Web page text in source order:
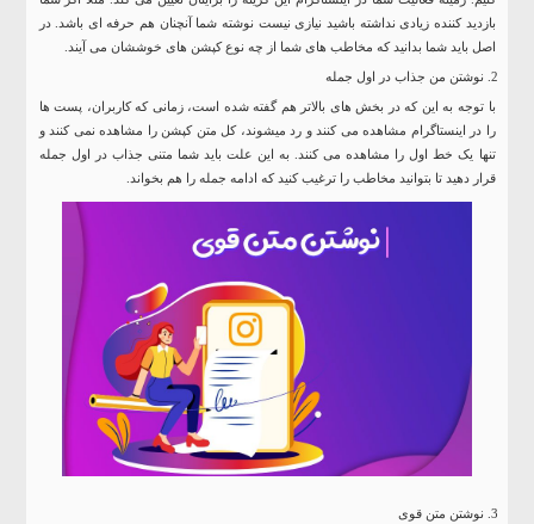
بازدید کننده زیادی نداشته باشید نیازی نیست نوشته شما آنچنان هم حرفه ای باشد. در
اصل باید شما بدانید که مخاطب های شما از چه نوع کپشن های خوششان می آیند.
نوشتن من جذاب در اول جمله
با توجه به این که در بخش های بالاتر هم گفته شده است، زمانی که کاربران، پست ها
را در اینستاگرام مشاهده می کنند و رد میشوند، کل متن کپشن را مشاهده نمی کنند و
تنها یک خط اول را مشاهده می کنند. به این علت باید شما متنی جذاب در اول جمله
قرار دهید تا بتوانید مخاطب را ترغیب کنید که ادامه جمله را هم بخواند.
نوشتن متن قوی